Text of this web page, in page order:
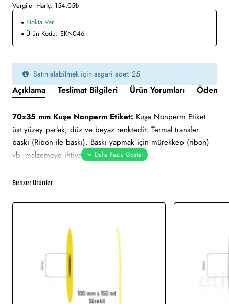
Vergiler Hariç: 154,05₺
Stokta Var
Ürün Kodu: EKN046
Satın alabilmek için asgari adet: 25
Açıklama Teslimat Bilgileri Ürün Yorumları Ödeme
70x35 mm Kuşe Nonperm Etiket: Kuşe Nonperm Etiket
üst yüzey parlak, düz ve beyaz renktedir. Termal transfer
baskı (Ribon ile baskı). Baskı yapmak için mürekkep (ribon)
vb. malzemeye ihtiyaç duyulur.
edilebilmektedir. Ortalama 2 yıl ömrü vardır. Güneş ışını gibi
hafif derecedeki ısılarda zarar görmez.
Yapışkan Türleri:
Kullanım Alanları: Barkod etiketi, lot etiketi, raf etiketi, ürün
Benzer Ürünler